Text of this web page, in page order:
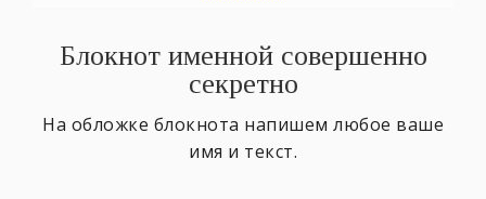
Блокнот именной совершенно
секретно
На обложке блокнота напишем любое ваше
имя и текст.